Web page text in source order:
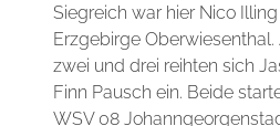
Siegreich war hier Nico
Erzgebirge
zwei und drei reihten sich
Finn Pausch ein. Beide
WSV 08